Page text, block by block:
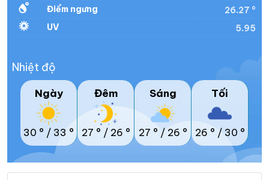
Điểm ngưng
26.27 °
UV
5.95
Nhiệt độ
Ngày
30 ° / 33 °
Đêm
27 ° / 26 °
Sáng
27 ° / 26 °
Tối
26 ° / 30 °